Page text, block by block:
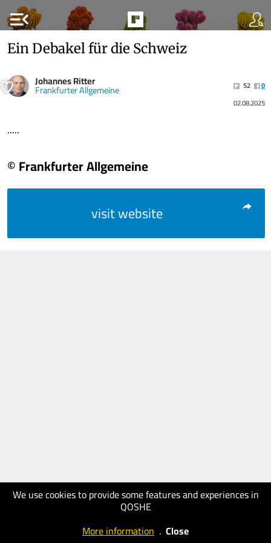
menu_open
We use cookies to provide some features and experiences in
QOSHE
More information . Close
Ein Debakel für die Schweiz
Johannes Ritter
Frankfurter Allgemeine 52
0
02.08.2025
.....
© Frankfurter Allgemeine
visit website